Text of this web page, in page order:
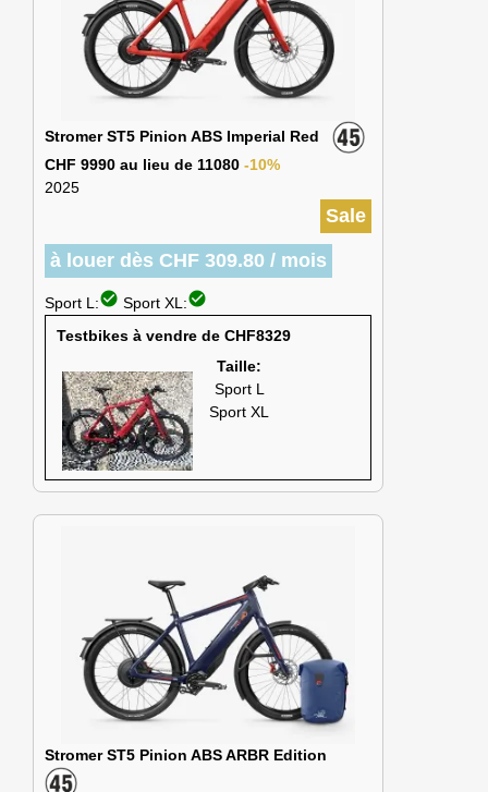
Stromer ST5 Pinion ABS Imperial Red
CHF 9990 au lieu de 11080 -10%
2025
Sale
à louer dès CHF 309.80 / mois
Sport L:check_circle Sport XL:check_circle
Testbikes à vendre de CHF8329
Taille:
Sport L
Sport XL
Stromer ST5 Pinion ABS ARBR Edition